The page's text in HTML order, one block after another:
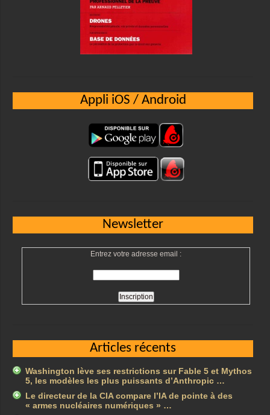
Appli iOS / Android
Newsletter
Entrez votre adresse email :
Articles récents
Washington lève ses restrictions sur Fable 5 et Mythos
5, les modèles les plus puissants d’Anthropic …
Le directeur de la CIA compare l’IA de pointe à des
« armes nucléaires numériques » …